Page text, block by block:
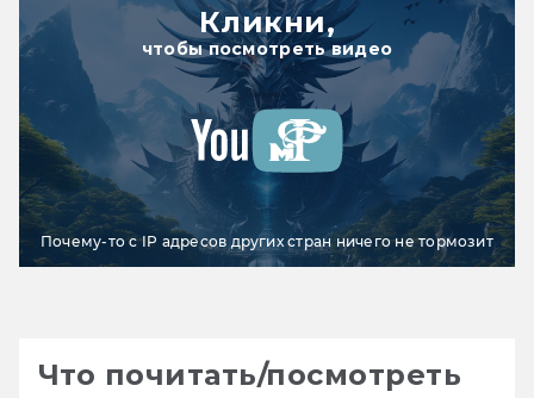
Кликни,
чтобы посмотреть видео
Почему-то с IP адресов других стран ничего не тормозит
Что почитать/посмотреть